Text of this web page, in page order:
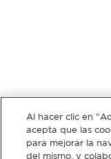
Al hacer clic en
acepta que las
para mejorar la
del mismo, y